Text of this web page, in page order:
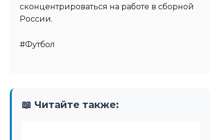
сконцентрироваться на работе в сборной
России.
#Футбол
📖 Читайте также: